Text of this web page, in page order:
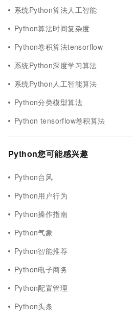
系统Python算法人工智能
Python算法时间复杂度
Python卷积算法tensorflow
系统Python深度学习算法
系统Python人工智能算法
Python分类模型算法
Python tensorflow卷积算法
Python您可能感兴趣
Python台风
Python用户行为
Python操作指南
Python气象
Python智能推荐
Python电子商务
Python配置管理
Python头条